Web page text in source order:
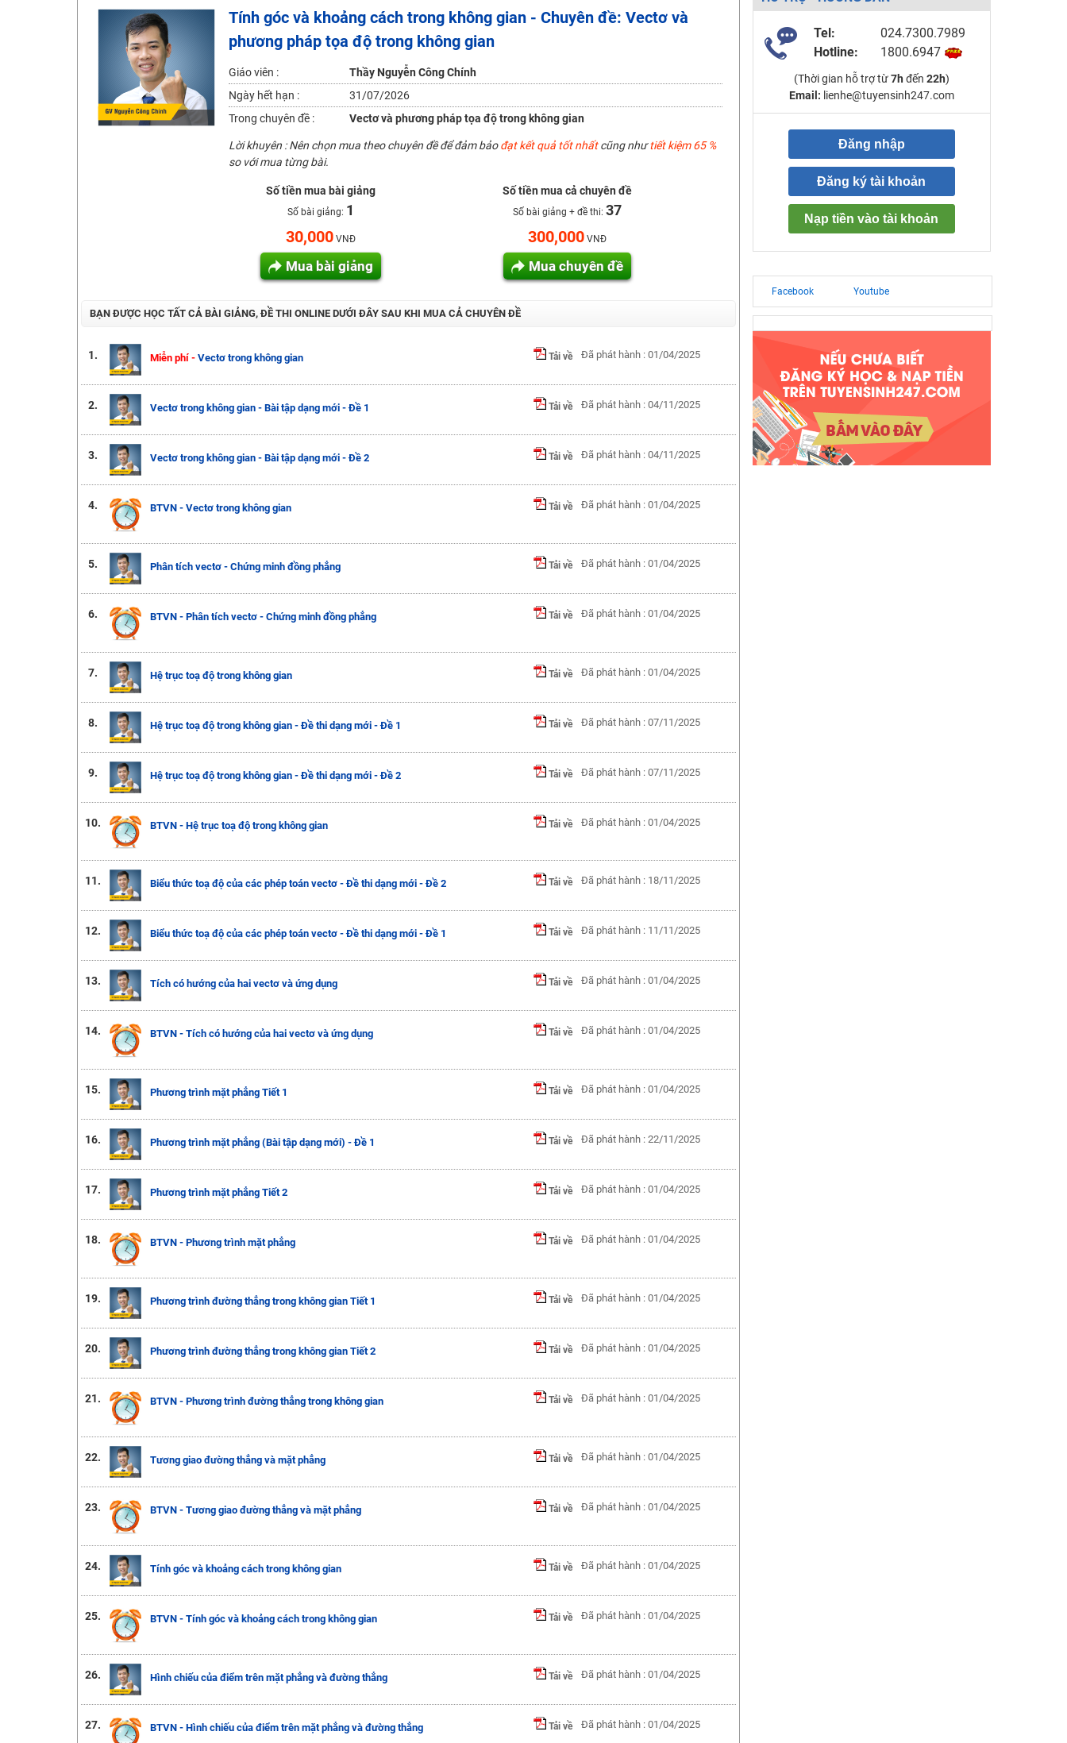
Học online lớp 2 với thầy cô giáo giỏi, nổi tiếng
2K6! Lộ Trình Sun 2024 - Ba bước luyện thi TN THPT - ĐH ít nhất 25 điểm
Hot! Lễ hội đồng giá 449K - 499K toàn bộ khoá học tại Tuyensinh247 (Từ 16-18/07/2025)
Khuyến Mãi Khoá Học 1K Chỉ Từ 11-13/09/2024
Đồng giá khóa học 499K - 399K (13/11-15/11)
Khai giảng khóa Ngữ văn 7 - xây nền vững chắc cho tương lai!
Luyện thi vào lớp 10 môn Toán, Văn, Hóa, Anh, Lý với giáo viên giỏi và nổi tiếng
Tính góc và khoảng cách trong không gian - Chuyên đề: Vectơ và
phương pháp tọa độ trong không gian
Giáo viên :
Thầy Nguyễn Công Chính
Ngày hết hạn :
31/07/2026
Trong chuyên đề :
Vectơ và phương pháp tọa độ trong không gian
Lời khuyên : Nên chọn mua theo chuyên đề để đảm bảođạt kết quả tốt nhấtcũng nhưtiết kiệm 65 %
so với mua từng bài.
Số tiền mua bài giảng
Số bài giảng: 1
30,000VNĐ
Mua bài giảng
Số tiền mua cả chuyên đề
Số bài giảng + đề thi: 37
300,000 VNĐ
Mua chuyên đề
BẠN ĐƯỢC HỌC TẤT CẢ BÀI GIẢNG, ĐỀ THI ONLINE DƯỚI ĐÂY SAU KHI MUA CẢ CHUYÊN ĐỀ
1. Miễn phí - Vectơ trong không gian Tải về Đã phát hành : 01/04/2025
2. Vectơ trong không gian - Bài tập dạng mới - Đề 1 Tải về Đã phát hành : 04/11/2025
3. Vectơ trong không gian - Bài tập dạng mới - Đề 2 Tải về Đã phát hành : 04/11/2025
4. BTVN - Vectơ trong không gian Tải về Đã phát hành : 01/04/2025
5. Phân tích vectơ - Chứng minh đồng phẳng Tải về Đã phát hành : 01/04/2025
6. BTVN - Phân tích vectơ - Chứng minh đồng phẳng Tải về Đã phát hành : 01/04/2025
7. Hệ trục toạ độ trong không gian Tải về Đã phát hành : 01/04/2025
8. Hệ trục toạ độ trong không gian - Đề thi dạng mới - Đề 1 Tải về Đã phát hành : 07/11/2025
9. Hệ trục toạ độ trong không gian - Đề thi dạng mới - Đề 2 Tải về Đã phát hành : 07/11/2025
10. BTVN - Hệ trục toạ độ trong không gian Tải về Đã phát hành : 01/04/2025
11. Biểu thức toạ độ của các phép toán vectơ - Đề thi dạng mới - Đề 2 Tải về Đã phát hành : 18/11/2025
12. Biểu thức toạ độ của các phép toán vectơ - Đề thi dạng mới - Đề 1 Tải về Đã phát hành : 11/11/2025
13. Tích có hướng của hai vectơ và ứng dụng Tải về Đã phát hành : 01/04/2025
14. BTVN - Tích có hướng của hai vectơ và ứng dụng Tải về Đã phát hành : 01/04/2025
15. Phương trình mặt phẳng Tiết 1 Tải về Đã phát hành : 01/04/2025
16. Phương trình mặt phẳng (Bài tập dạng mới) - Đề 1 Tải về Đã phát hành : 22/11/2025
17. Phương trình mặt phẳng Tiết 2 Tải về Đã phát hành : 01/04/2025
18. BTVN - Phương trình mặt phẳng Tải về Đã phát hành : 01/04/2025
19. Phương trình đường thẳng trong không gian Tiết 1 Tải về Đã phát hành : 01/04/2025
20. Phương trình đường thẳng trong không gian Tiết 2 Tải về Đã phát hành : 01/04/2025
21. BTVN - Phương trình đường thẳng trong không gian Tải về Đã phát hành : 01/04/2025
22. Tương giao đường thẳng và mặt phẳng Tải về Đã phát hành : 01/04/2025
23. BTVN - Tương giao đường thẳng và mặt phẳng Tải về Đã phát hành : 01/04/2025
24. Tính góc và khoảng cách trong không gian Tải về Đã phát hành : 01/04/2025
25. BTVN - Tính góc và khoảng cách trong không gian Tải về Đã phát hành : 01/04/2025
26. Hình chiếu của điểm trên mặt phẳng và đường thẳng Tải về Đã phát hành : 01/04/2025
27. BTVN - Hình chiếu của điểm trên mặt phẳng và đường thẳng Tải về Đã phát hành : 01/04/2025
Tel:
024.7300.7989
Hotline:
1800.6947
(Thời gian hỗ trợ từ7h đến 22h)
Email: lienhe@tuyensinh247.com
Đăng nhập
Đăng ký tài khoản
Nạp tiền vào tài khoản
Facebook Youtube